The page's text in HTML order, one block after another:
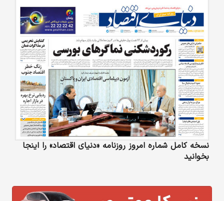
نسخه کامل شماره امروز روزنامه «دنیای‌ اقتصاد» را اینجا
بخوانید